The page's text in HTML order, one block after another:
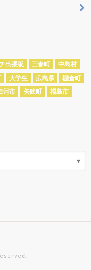
出張版 三春町
中島村
大学生 広島県
棚倉町
河市 矢吹町
福島市